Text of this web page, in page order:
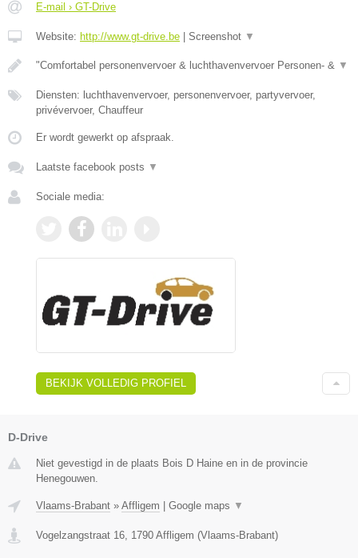
E-mail › GT-Drive
Website: http://www.gt-drive.be Screenshot ▼
"Comfortabel personenvervoer & luchthavenvervoer Personen- & ▼
Diensten: luchthavenvervoer, personenvervoer, partyvervoer,
privévervoer, Chauffeur
Er wordt gewerkt op afspraak.
Laatste facebook posts ▼
Sociale media:
BEKIJK VOLLEDIG PROFIEL
D-Drive
Niet gevestigd in de plaats Bois D Haine en in de provincie
Henegouwen.
Vlaams-Brabant » Affligem Google maps ▼
Vogelzangstraat 16, 1790 Affligem (Vlaams-Brabant)